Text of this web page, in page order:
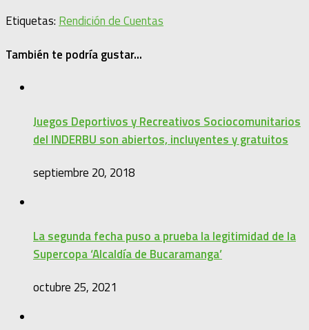
Etiquetas: Rendición de Cuentas
También te podría gustar...
Juegos Deportivos y Recreativos Sociocomunitarios
del INDERBU son abiertos, incluyentes y gratuitos
septiembre 20, 2018
La segunda fecha puso a prueba la legitimidad de la
Supercopa ‘Alcaldía de Bucaramanga’
octubre 25, 2021